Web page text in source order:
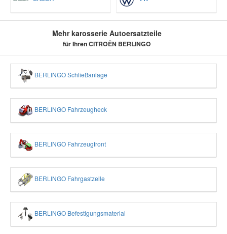
Mehr karosserie Autoersatzteile
für Ihren CITROËN BERLINGO
BERLINGO Schließanlage
BERLINGO Fahrzeugheck
BERLINGO Fahrzeugfront
BERLINGO Fahrgastzelle
BERLINGO Befestigungsmaterial